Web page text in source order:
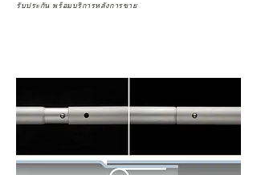
รับประกัน พร้อมบริการหลังการขาย